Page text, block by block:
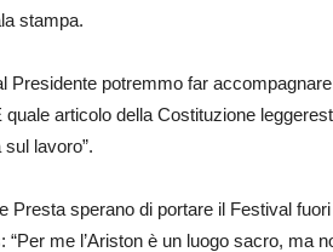
stampa.
Presidente potremmo far
articolo della Costituzione
sul lavoro”.
Presta sperano di portare il Festival
me l’Ariston è un luogo sacro, ma